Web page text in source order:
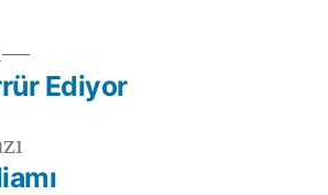
Önceki
yazı:
Sonraki
yazı:
Ediyor